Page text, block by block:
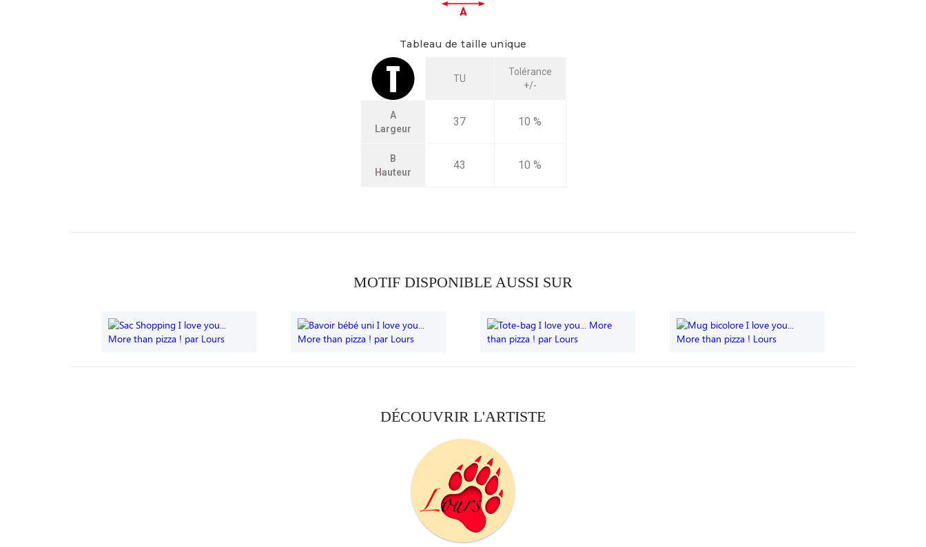
Tableau de taille unique
TU
Tolérance
+/-
A
Largeur
37 10 %
B
Hauteur
43 10 %
MOTIF DISPONIBLE AUSSI SUR
DÉCOUVRIR L'ARTISTE